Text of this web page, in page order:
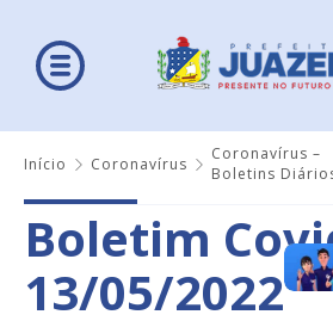
Início Coronavírus
Coronavírus –
Boletins
Boletim
13/05/2022